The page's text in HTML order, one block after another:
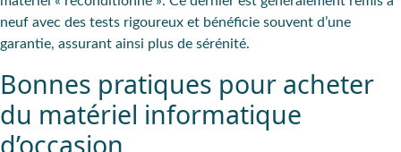
neuf avec des tests rigoureux et bénéficie souvent d’une
garantie, assurant ainsi plus de sérénité.
Bonnes pratiques pour acheter
du matériel informatique
d’occasion